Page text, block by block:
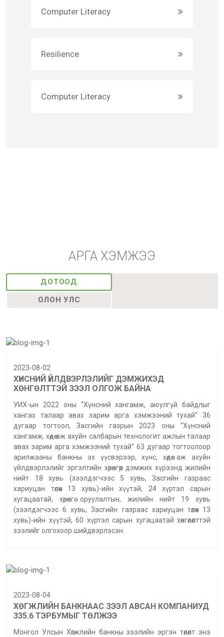
Computer Literacy
Resilience
Computer Literacy
АРГА ХЭМЖЭЭ
ДОТООД
ОЛОН УЛС
2023-08-02
ХҮНСНИЙ ҮЙЛДВЭРЛЭЛИЙГ ДЭМЖИХЭД
ХӨНГӨЛТТЭЙ ЗЭЭЛ ОЛГОЖ БАЙНА
УИХ-ын 2022 оны “Хүнсний хангамж, аюулгүй байдлыг
хангах талаар авах зарим арга хэмжээний тухай” 36
дугаар тогтоол, Засгийн газрын 2023 оны “Хүнсний
хангамж, хөдөө аж ахуйн салбарын технологит ажлын талаар
авах зарим арга хэмжээний тухай” 63 дугаар тогтоолоор
арилжааны банкны эх үүсвэрээр, хүнс, хөдөө аж ахуйн
үйлдвэрлэлийг эргэлтийн хөрөнгөөр дэмжих хүрээнд жилийн
нийт 18 хувь (зээлдэгчээс 5 хувь, Засгийн газраас
хариуцан төлөх 13 хувь)-ийн хүүтэй, 24 хүртэл сарын
хугацаатай, хөрөнгө оруулалтын, жилийн нийт 19 хувь
(зээлдэгчээс 6 хувь, Засгийн газраас хариуцан төлөх 13
хувь)-ийн хүүтэй, 60 хүртэл сарын хугацаатай хөнгөлөлттэй
зээлийг олгохоор шийдвэрлэсэн.
2023-08-04
ХӨГЖЛИЙН БАНКНААС ЗЭЭЛ АВСАН КОМПАНИУД
335.6 ТЭРБУМЫГ ТӨЛЖЭЭ
Монгол Улсын Хөгжлийн банкны зээлийн эргэн төлөлт энэ